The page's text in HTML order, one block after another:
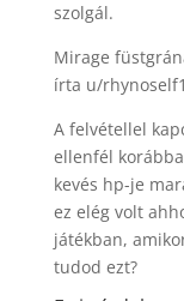
szolgál.
Mirage
írta u/
A felvétellel
ellenfél
kevés hp-je
ez elég volt
játékban,
tudod ezt?